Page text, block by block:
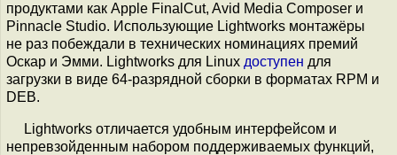
продуктами как Apple FinalCut, Avid Media Composer и
Pinnacle Studio. Использующие Lightworks монтажёры
не раз побеждали в технических номинациях премий
Оскар и Эмми. Lightworks для Linux доступен для
загрузки в виде 64-разрядной сборки в форматах RPM и
DEB.
Lightworks отличается удобным интерфейсом и
непревзойденным набором поддерживаемых функций,